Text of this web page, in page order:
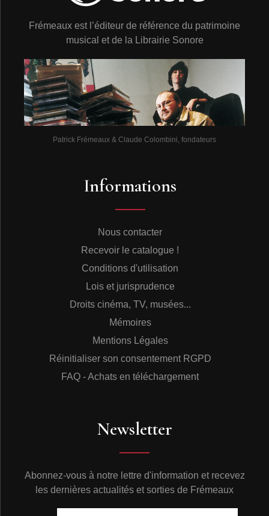
Frémeaux est l’éditeur de référence du patrimoine
musical et de la Librairie Sonore
Patrick Frémeaux & Claude Colombini, fondateurs
Informations
Nous contacter
Recevoir le catalogue !
Conditions d'utilisation
Lois et jurisprudence
Droits cinéma, TV, musées...
Mémoires
Mentions Légales
Réinitialiser son consentement RGPD
FAQ - Achats en téléchargement
Newsletter
Abonnez-vous à notre lettre d'information et recevez
les dernières actualités et sorties de Frémeaux